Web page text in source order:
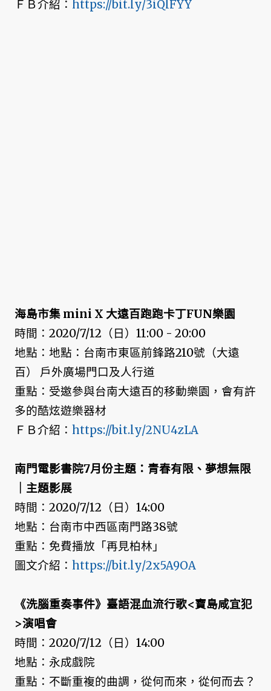
ＦＢ介紹： https://bit.ly/3iQlFYY
海島市集 mini X 大遠百跑跑卡丁FUN樂園
時間：2020/7/12（日）11:00 - 20:00
地點：地點：台南市東區前鋒路210號（大遠
百） 戶外廣場門口及人行道
重點：受邀參與台南大遠百的移動樂園，會有許
多的酷炫遊樂器材
ＦＢ介紹： https://bit.ly/2NU4zLA
南門電影書院7月份主題：青春有限、夢想無限
｜主題影展
時間：2020/7/12（日）14:00
地點：台南市中西區南門路38號
重點：免費播放「再見柏林」
圖文介紹： https://bit.ly/2x5A9OA
《洗腦重奏事件》臺語混血流行歌<寶島咸宜犯
>演唱會
時間：2020/7/12（日）14:00
地點：永成戲院
重點：不斷重複的曲調，從何而來，從何而去？